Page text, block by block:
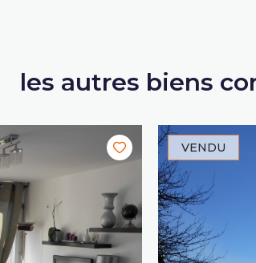
les autres biens
VENDU